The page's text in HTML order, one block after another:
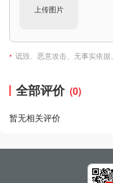
上传图片
* 诋毁、恶意攻击、无事实依
全部评价 (0)
暂无相关评价